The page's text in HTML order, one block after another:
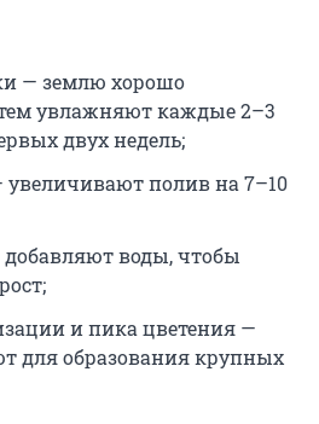
— землю хорошо
увлажняют каждые 2–3
двух недель;
увеличивают полив на 7–10
добавляют воды, чтобы
и пика цветения —
для образования крупных